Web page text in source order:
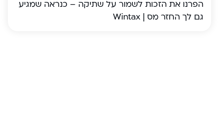
הפרנו את הזכות לשמור על שתיקה – כנראה שמגיע
גם לך החזר מס | Wintax